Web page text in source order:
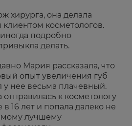
хирурга, она делала
клиентом косметологов.
подробно
делать.
Мария рассказала, что
опыт увеличения губ
у нее весьма плачевный.
отправилась к косметологу
в 16 лет и попала далеко не
лучшему